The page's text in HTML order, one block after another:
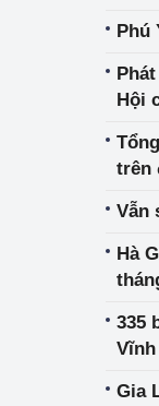
Phú
Hội
trên
Vẫn
Hà
335
Gia